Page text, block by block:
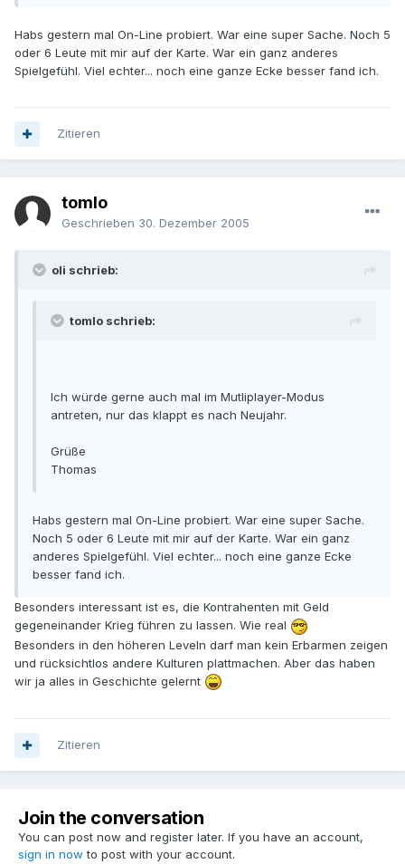
Habs gestern mal On-Line probiert. War eine super Sache. Noch 5
oder 6 Leute mit mir auf der Karte. War ein ganz anderes
Spielgefühl. Viel echter... noch eine ganze Ecke besser fand ich.
Zitieren
tomlo
Geschrieben 30. Dezember 2005
oli schrieb:
tomlo schrieb:
Ich würde gerne auch mal im Mutliplayer-Modus
antreten, nur das klappt es nach Neujahr.
Grüße
Thomas
Habs gestern mal On-Line probiert. War eine super Sache.
Noch 5 oder 6 Leute mit mir auf der Karte. War ein ganz
anderes Spielgefühl. Viel echter... noch eine ganze Ecke
besser fand ich.
Besonders interessant ist es, die Kontrahenten mit Geld
gegeneinander Krieg führen zu lassen. Wie real
Besonders in den höheren Leveln darf man kein Erbarmen zeigen
und rücksichtlos andere Kulturen plattmachen. Aber das haben
wir ja alles in Geschichte gelernt
Zitieren
Join the conversation
You can post now and register later. If you have an account,
sign in now to post with your account.